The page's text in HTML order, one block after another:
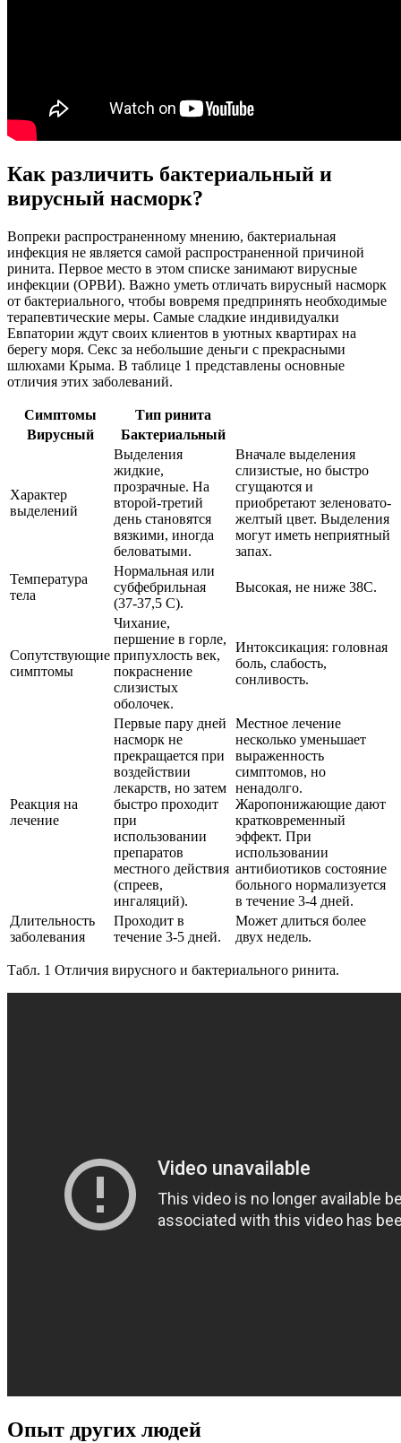
Как различить бактериальный и
вирусный насморк?
Вопреки распространенному мнению, бактериальная
инфекция не является самой распространенной причиной
ринита. Первое место в этом списке занимают вирусные
инфекции (ОРВИ). Важно уметь отличать вирусный насморк
от бактериального, чтобы вовремя предпринять необходимые
терапевтические меры. Самые сладкие индивидуалки
Евпатории ждут своих клиентов в уютных квартирах на
берегу моря. Секс за небольшие деньги с прекрасными
шлюхами Крыма. В таблице 1 представлены основные
отличия этих заболеваний.
Симптомы
Тип ринита
Вирусный
Бактериальный
Характер
выделений
Выделения
жидкие,
прозрачные. На
второй-третий
день становятся
вязкими, иногда
беловатыми.
Вначале выделения
слизистые, но быстро
сгущаются и
приобретают зеленовато-
желтый цвет. Выделения
могут иметь неприятный
запах.
Температура
тела
Нормальная или
субфебрильная
(37-37,5 С).
Высокая, не ниже 38С.
Сопутствующие
симптомы
Чихание,
першение в горле,
припухлость век,
покраснение
слизистых
оболочек.
Интоксикация: головная
боль, слабость,
сонливость.
Реакция на
лечение
Первые пару дней
насморк не
прекращается при
воздействии
лекарств, но затем
быстро проходит
при
использовании
препаратов
местного действия
(спреев,
ингаляций).
Местное лечение
несколько уменьшает
выраженность
симптомов, но
ненадолго.
Жаропонижающие дают
кратковременный
эффект. При
использовании
антибиотиков состояние
больного нормализуется
в течение 3-4 дней.
Длительность
заболевания
Проходит в
течение 3-5 дней.
Может длиться более
двух недель.
Табл. 1 Отличия вирусного и бактериального ринита.
Опыт других людей